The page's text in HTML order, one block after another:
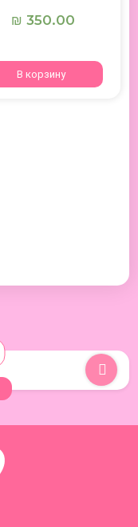
₪ 350.00
В корзину